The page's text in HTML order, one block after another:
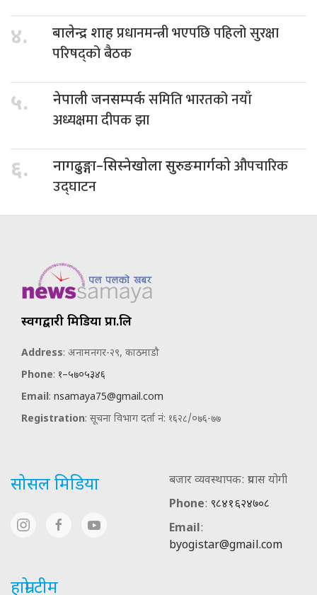
४. बालेन्द्र शाहप्रधानमन्त्री भएपछि पहिलो सुरक्षा
परिषद्को बैठक
५. नेपाली जनसम्पर्कसमिति भारतको नयाँ
अध्यक्षमा दीपक झा
६. नागढुङ्गा–सिस्नेखोला सुरुङमार्गकोऔपचारिक
उद्घाटन
स्वर्गद्वारी मिडिया प्रा.लि
Address: अनामनगर-२९, काठमाडौ
Phone: १–५७०५३४६
Email: nsamaya75@gmail.com
Registration: सूचना विभाग दर्ता नं: १६२८/०७६-७७
सोसल मिडिया
बजार व्यवस्थापक: प्रयास योगी
Phone: ९८४१६२४७०८
Email:
byogistar@gmail.com
हाम्रो टीम